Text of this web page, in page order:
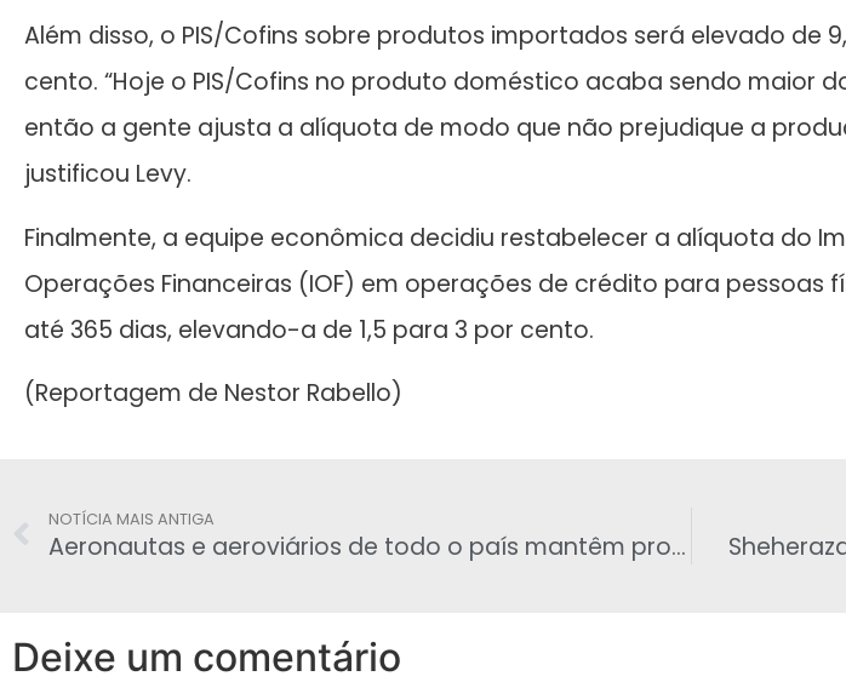
Além disso, o PIS/Cofins sobre produtos importados será elevado de
cento. “Hoje o PIS/Cofins no produto doméstico acaba sendo maior
então a gente ajusta a alíquota de modo que não prejudique a
justificou Levy.
Finalmente, a equipe econômica decidiu restabelecer a alíquota do
Operações Financeiras (IOF) em operações de crédito para pessoas
até 365 dias, elevando-a de 1,5 para 3 por cento.
(Reportagem de Nestor Rabello)
NOTÍCIA MAIS ANTIGA
Aeronautas e aeroviários de todo o país mantêm proposta de greve para esta semana
Deixe um comentário